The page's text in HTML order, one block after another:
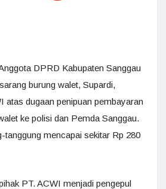
DPRD Kabupaten Sanggau
burung walet, Supardi,
atas dugaan penipuan pembayaran
ke polisi dan Pemda Sanggau.
tanggung mencapai sekitar Rp 280
PT. ACWI menjadi pengepul